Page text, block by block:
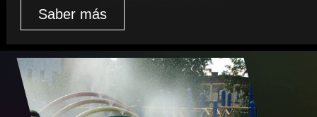
Saber más